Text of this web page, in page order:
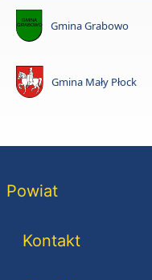
Gmina Grabowo
Gmina Mały Płock
Powiat
Kontakt